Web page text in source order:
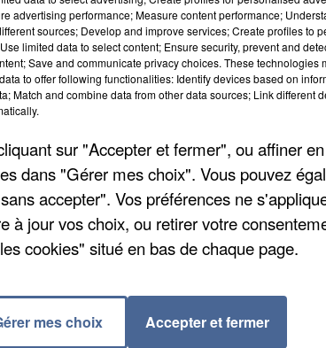
advertising performance; Measure content performance;
sources; Develop and improve services; Create profiles to
limited data to select content; Ensure security, prevent and
Save and communicate privacy choices. These technologies
to offer following functionalities: Identify devices based on
Match and combine data from other data sources; Link different
sur "Accepter et fermer", ou affiner
dans "Gérer mes choix". Vous pouvez
accepter". Vos préférences ne
à jour vos choix, ou retirer votre
cookies" situé en bas de chaque page.
mes choix Accepter et fermer